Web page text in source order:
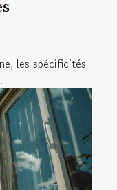
les spécificités